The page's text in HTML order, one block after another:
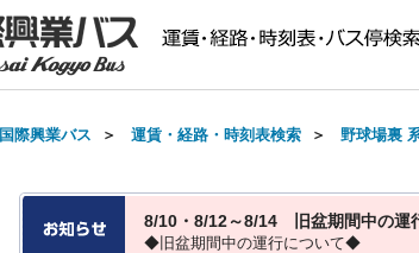
国際興業バス ＞ 運賃・経路・時刻表検索 ＞ 野球場裏
8/10・8/12～8/14 旧盆期間中の運
◆旧盆期間中の運行について◆